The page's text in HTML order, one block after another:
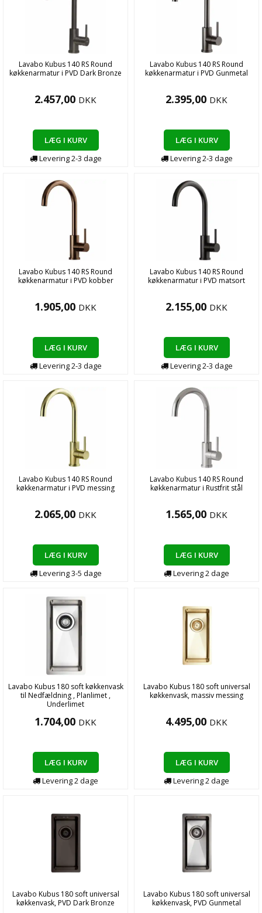
Lavabo Kubus 140 RS Round
køkkenarmatur i PVD Dark Bronze
2.457,00 DKK
LÆG I KURV
Levering2-3 dage
Lavabo Kubus 140 RS Round
køkkenarmatur i PVD Gunmetal
2.395,00 DKK
LÆG I KURV
Levering2-3 dage
Lavabo Kubus 140 RS Round
køkkenarmatur i PVD kobber
1.905,00 DKK
LÆG I KURV
Levering2-3 dage
Lavabo Kubus 140 RS Round
køkkenarmatur i PVD matsort
2.155,00 DKK
LÆG I KURV
Levering2-3 dage
Lavabo Kubus 140 RS Round
køkkenarmatur i PVD messing
2.065,00 DKK
LÆG I KURV
Levering3-5 dage
Lavabo Kubus 140 RS Round
køkkenarmatur i Rustfrit stål
1.565,00 DKK
LÆG I KURV
Levering2dage
Lavabo Kubus 180 soft køkkenvask
til Nedfældning , Planlimet ,
Underlimet
1.704,00 DKK
LÆG I KURV
Levering2dage
Lavabo Kubus 180 soft universal
køkkenvask, massiv messing
4.495,00 DKK
LÆG I KURV
Levering2dage
Lavabo Kubus 180 soft universal
køkkenvask, PVD Dark Bronze
Lavabo Kubus 180 soft universal
køkkenvask, PVD Gunmetal